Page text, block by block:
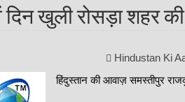
खुली रोसड़ा शहर
Hindustan Ki
हिंदुस्तान की आवाज़ समस्तीपुर